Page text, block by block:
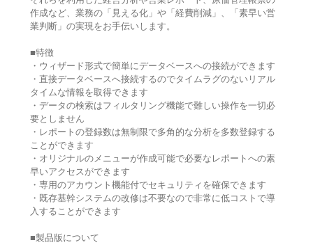
作成など、業務の「見える化」や「経費削減」、「素早い営
業判断」の実現をお手伝いします。
■特徴
・ウィザード形式で簡単にデータベースへの接続ができます
・直接データベースへ接続するのでタイムラグのないリアル
タイムな情報を取得できます
・データの検索はフィルタリング機能で難しい操作を一切必
要としません
・レポートの登録数は無制限で多角的な分析を多数登録する
ことができます
・オリジナルのメニューが作成可能で必要なレポートへの素
早いアクセスができます
・専用のアカウント機能付でセキュリティを確保できます
・既存基幹システムの改修は不要なので非常に低コストで導
入することができます
■製品版について